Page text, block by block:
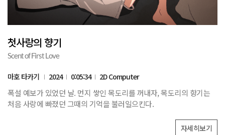
첫사랑의 향기
Scent of First Love
마호 타카기 2024 0:05:34 2D Computer
폭설 예보가 있었던 날. 먼지 쌓인 목도리를 꺼내자, 목도리의 향기는
처음 사랑에 빠졌던 그때의 기억을 불러일으킨다.
자세히보기